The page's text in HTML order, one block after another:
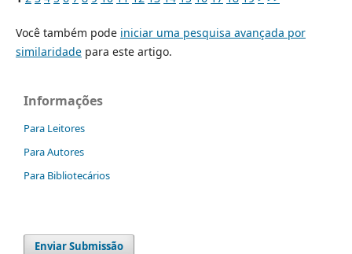
Você também pode iniciar uma pesquisa avançada por
similaridadepara este artigo.
Informações
Para Leitores
Para Autores
Para Bibliotecários
Enviar Submissão